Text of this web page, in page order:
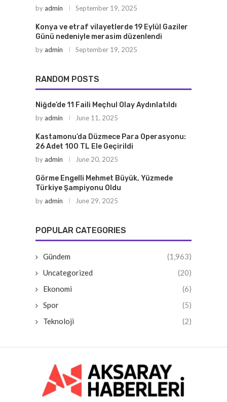
byadmin September 19, 2025
Konya ve etraf vilayetlerde 19 Eylül Gaziler
Günü nedeniyle merasim düzenlendi
byadmin September 19, 2025
RANDOM POSTS
Niğde’de 11 Faili Meçhul Olay Aydınlatıldı
byadmin June 11, 2025
Kastamonu’da Düzmece Para Operasyonu:
26 Adet 100 TL Ele Geçirildi
byadmin June 20, 2025
Görme Engelli Mehmet Büyük, Yüzmede
Türkiye Şampiyonu Oldu
byadmin June 29, 2025
POPULAR CATEGORIES
Gündem
(1,963)
Uncategorized
(20)
Ekonomi
(6)
Spor
(5)
Teknoloji
(2)